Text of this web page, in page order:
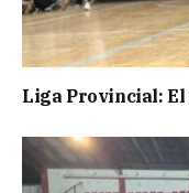
Liga Provincial: